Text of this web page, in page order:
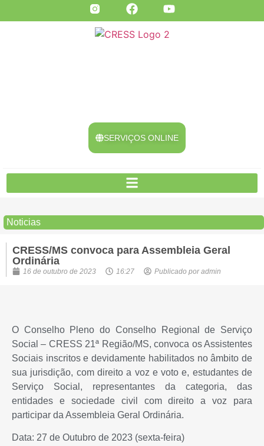
SERVIÇOS ONLINE
Noticias
CRESS/MS convoca para Assembleia Geral
Ordinária
16 de outubro de 2023 16:27 Publicado poradmin
O Conselho Pleno do Conselho Regional de Serviço
Social – CRESS 21ª Região/MS, convoca os Assistentes
Sociais inscritos e devidamente habilitados no âmbito de
sua jurisdição, com direito a voz e voto e, estudantes de
Serviço Social, representantes da categoria, das
entidades e sociedade civil com direito a voz para
participar da Assembleia Geral Ordinária.
Data: 27 de Outubro de 2023 (sexta-feira)